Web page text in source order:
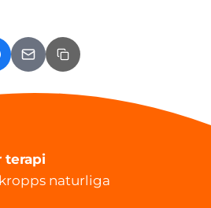
terapi
naturliga